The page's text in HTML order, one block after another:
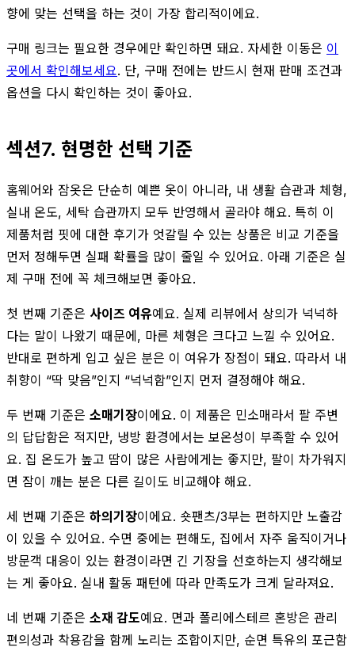
향에 맞는 선택을 하는 것이 가장 합리적이에요.
구매 링크는 필요한 경우에만 확인하면 돼요. 자세한 이동은 이
곳에서 확인해보세요. 단, 구매 전에는 반드시 현재 판매 조건과
옵션을 다시 확인하는 것이 좋아요.
섹션7. 현명한 선택 기준
홈웨어와 잠옷은 단순히 예쁜 옷이 아니라, 내 생활 습관과 체형,
실내 온도, 세탁 습관까지 모두 반영해서 골라야 해요. 특히 이
제품처럼 핏에 대한 후기가 엇갈릴 수 있는 상품은 비교 기준을
먼저 정해두면 실패 확률을 많이 줄일 수 있어요. 아래 기준은 실
제 구매 전에 꼭 체크해보면 좋아요.
첫 번째 기준은 사이즈 여유예요. 실제 리뷰에서 상의가 넉넉하
다는 말이 나왔기 때문에, 마른 체형은 크다고 느낄 수 있어요.
반대로 편하게 입고 싶은 분은 이 여유가 장점이 돼요. 따라서 내
취향이 “딱 맞음”인지 “넉넉함”인지 먼저 결정해야 해요.
두 번째 기준은 소매기장이에요. 이 제품은 민소매라서 팔 주변
의 답답함은 적지만, 냉방 환경에서는 보온성이 부족할 수 있어
요. 집 온도가 높고 땀이 많은 사람에게는 좋지만, 팔이 차가워지
면 잠이 깨는 분은 다른 길이도 비교해야 해요.
세 번째 기준은 하의기장이에요. 숏팬츠/3부는 편하지만 노출감
이 있을 수 있어요. 수면 중에는 편해도, 집에서 자주 움직이거나
방문객 대응이 있는 환경이라면 긴 기장을 선호하는지 생각해보
는 게 좋아요. 실내 활동 패턴에 따라 만족도가 크게 달라져요.
네 번째 기준은 소재 감도예요. 면과 폴리에스테르 혼방은 관리
편의성과 착용감을 함께 노리는 조합이지만, 순면 특유의 포근함